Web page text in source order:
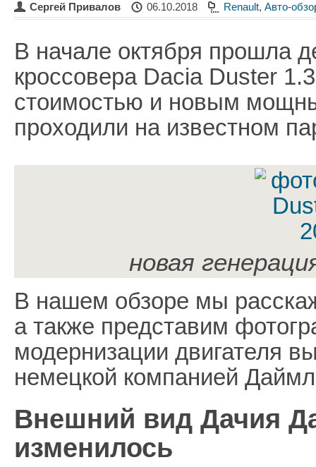
Сергей Привалов 06.10.2018 Renault, Авто-
В начале октября прошла
кроссовера Dacia Duster
стоимостью и новым
проходили на известном
новая
В нашем обзоре мы
а также представим
модернизации двигателя
немецкой компанией
Внешний вид Дачия
изменилось